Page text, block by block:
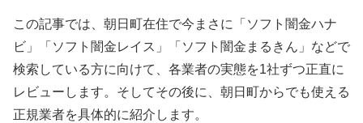
この記事では、朝日町在住で今まさに「ソフト闇金ハナ
ビ」「ソフト闇金レイス」「ソフト闇金まるきん」などで
検索している方に向けて、各業者の実態を1社ずつ正直に
レビューします。そしてその後に、朝日町からでも使える
正規業者を具体的に紹介します。